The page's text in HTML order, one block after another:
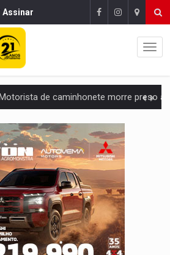
Assinar
lugares gratuitos para aproveitar o fim de semana
e Força Tática prendem membro do CV com arma e drogas
Prefeitura fortalece parceria com a APAE para ampliar ações
Exército testa inovações no combate a drones durante
Em Itapuã do Oeste, CINEMAZÔNIA leva cinema
Interior de Rondônia terá sábado (8) de calor intenso
Após quase 30 anos de espera, asfalto chega ao